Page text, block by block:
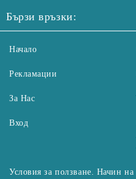
Бързи връзки:
Начало
Рекламации
За Нас
Вход
Условия за ползване. Начин на